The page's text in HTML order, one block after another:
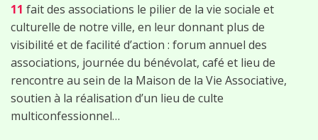
11 fait des associations le pilier de la vie sociale et
culturelle de notre ville, en leur donnant plus de
visibilité et de facilité d’action : forum annuel des
associations, journée du bénévolat, café et lieu de
rencontre au sein de la Maison de la Vie Associative,
soutien à la réalisation d’un lieu de culte
multiconfessionnel…